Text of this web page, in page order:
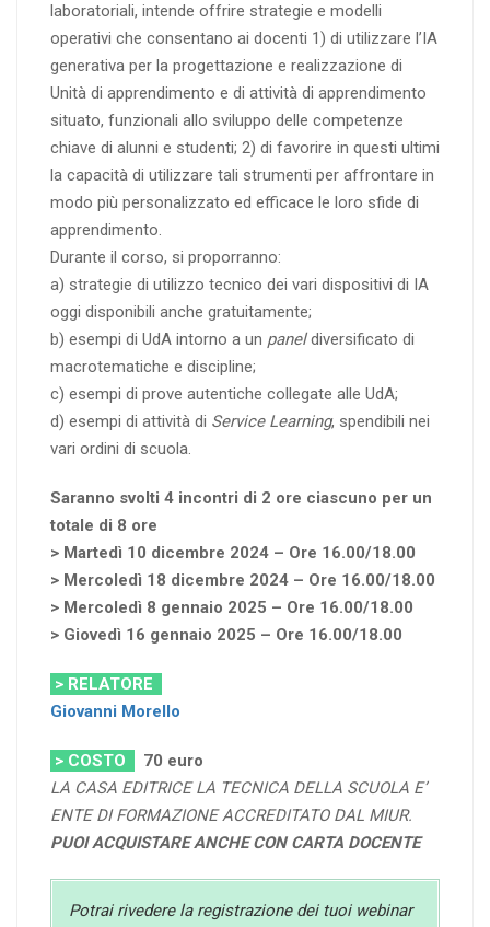
laboratoriali, intende offrire strategie e modelli
operativi che consentano ai docenti 1) di utilizzare l’IA
generativa per la progettazione e realizzazione di
Unità di apprendimento e di attività di apprendimento
situato, funzionali allo sviluppo delle competenze
chiave di alunni e studenti; 2) di favorire in questi ultimi
la capacità di utilizzare tali strumenti per affrontare in
modo più personalizzato ed efficace le loro sfide di
apprendimento.
Durante il corso, si proporranno:
a) strategie di utilizzo tecnico dei vari dispositivi di IA
oggi disponibili anche gratuitamente;
b) esempi di UdA intorno a un paneldiversificato di
macrotematiche e discipline;
c) esempi di prove autentiche collegate alle UdA;
d) esempi di attività di Service Learning, spendibili nei
vari ordini di scuola.
Saranno svolti 4 incontri di 2 ore ciascuno per un
totale di 8 ore
> Martedì 10 dicembre 2024 – Ore 16.00/18.00
> Mercoledì 18 dicembre 2024 – Ore 16.00/18.00
> Mercoledì 8 gennaio 2025 – Ore 16.00/18.00
> Giovedì 16 gennaio 2025 – Ore 16.00/18.00
> RELATORE
Giovanni Morello
> COSTO 70 euro
LA CASA EDITRICE LA TECNICA DELLA SCUOLA E’
ENTE DI FORMAZIONE ACCREDITATO DAL MIUR.
PUOI ACQUISTARE ANCHE CON CARTA DOCENTE
Potrai rivedere la registrazione dei tuoi webinar